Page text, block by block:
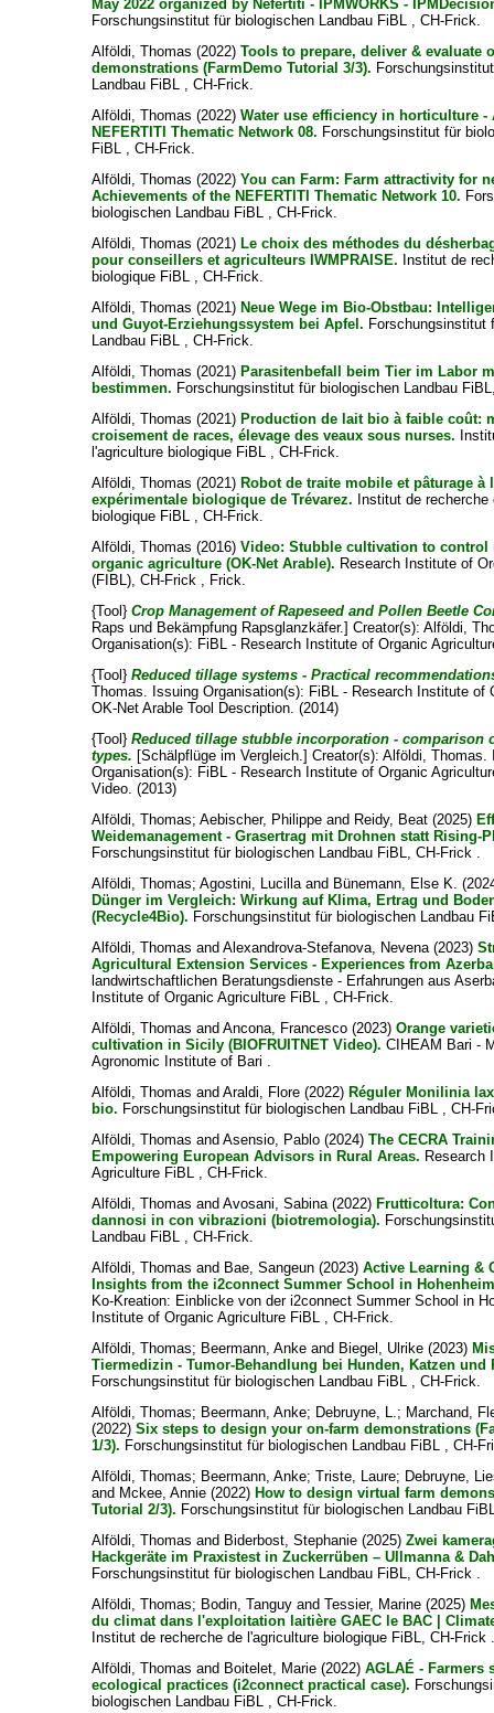
May 2022 organized by Nefertiti - IPMWORKS -
Forschungsinstitut für biologischen Landbau FiBL , CH-Frick.
Alföldi, Thomas (2022)Tools to prepare, deliver & evaluate
demonstrations (FarmDemo Tutorial 3/3).
Landbau FiBL , CH-Frick.
Alföldi, Thomas (2022)Water use efficiency in horticulture -
NEFERTITI Thematic Network 08. Forschungsinstitut für
FiBL , CH-Frick.
Alföldi, Thomas (2022)You can Farm: Farm attractivity for
Achievements of the NEFERTITI Thematic Network 10.
biologischen Landbau FiBL , CH-Frick.
Alföldi, Thomas (2021) Le choix des méthodes du
pour conseillers et agriculteurs IWMPRAISE. Institut de
biologique FiBL , CH-Frick.
Alföldi, Thomas (2021) Neue Wege im Bio-Obstbau:
und Guyot-Erziehungssystem bei Apfel. Forschungsinstitut
Landbau FiBL , CH-Frick.
Alföldi, Thomas (2021) Parasitenbefall beim Tier im Labor
bestimmen. Forschungsinstitut für biologischen Landbau
Alföldi, Thomas (2021) Production de lait bio à faible coût:
croisement de races, élevage des veaux sous nurses.
l'agriculture biologique FiBL , CH-Frick.
Alföldi, Thomas (2021) Robot de traite mobile et pâturage à
expérimentale biologique de Trévarez. Institut de
biologique FiBL , CH-Frick.
Alföldi, Thomas (2016)Video: Stubble cultivation to control
organic agriculture (OK-Net Arable). Research Institute of
(FIBL), CH-Frick , Frick.
{Tool}Crop Management of Rapeseed and Pollen Beetle
Raps und Bekämpfung Rapsglanzkäfer.]Creator(s):Alföldi,
Organisation(s): FiBL - Research Institute of Organic
{Tool}Reduced tillage systems - Practical
Thomas. Issuing Organisation(s): FiBL - Research Institute of
OK-Net Arable Tool Description. (2014)
{Tool}Reduced tillage stubble incorporation - comparison
types. [Schälpflüge im Vergleich.]Creator(s):Alföldi, Thomas.
Organisation(s): FiBL - Research Institute of Organic
Video. (2013)
Alföldi, Thomas;Aebischer, Philippe and Reidy, Beat (2025)
Weidemanagement - Grasertrag mit Drohnen statt Rising-
Forschungsinstitut für biologischen Landbau FiBL, CH-Frick .
Alföldi, Thomas;Agostini, Lucillaand Bünemann, Else K.
Dünger im Vergleich: Wirkung auf Klima, Ertrag und
(Recycle4Bio). Forschungsinstitut für biologischen Landbau
Alföldi, Thomas andAlexandrova-Stefanova, Nevena(2023)
Agricultural Extension Services - Experiences from
landwirtschaftlichen Beratungsdienste - Erfahrungen aus
Institute of Organic Agriculture FiBL , CH-Frick.
Alföldi, Thomas andAncona, Francesco (2023)Orange
cultivation in Sicily (BIOFRUITNET Video). CIHEAM Bari -
Agronomic Institute of Bari .
Alföldi, Thomas andAraldi, Flore (2022) Réguler Monilinia
bio. Forschungsinstitut für biologischen Landbau FiBL , CH-
Alföldi, Thomas andAsensio, Pablo (2024)The CECRA
Empowering European Advisors in Rural Areas. Research
Agriculture FiBL , CH-Frick.
Alföldi, Thomas andAvosani, Sabina(2022) Frutticoltura:
dannosi in con vibrazioni (biotremologia).
Landbau FiBL , CH-Frick.
Alföldi, Thomas and Bae, Sangeun (2023)Active Learning &
Insights from the i2connect Summer School in
Ko-Kreation: Einblicke von der i2connect Summer School in
Institute of Organic Agriculture FiBL , CH-Frick.
Alföldi, Thomas; Beermann, Anke and Biegel, Ulrike (2023)
Tiermedizin - Tumor-Behandlung bei Hunden, Katzen und
Forschungsinstitut für biologischen Landbau FiBL , CH-Frick.
Alföldi, Thomas; Beermann, Anke; Debruyne, L.; Marchand,
(2022)Six steps to design your on-farm demonstrations
1/3). Forschungsinstitut für biologischen Landbau FiBL , CH-
Alföldi, Thomas; Beermann, Anke;Triste, Laure; Debruyne,
and Mckee, Annie (2022) How to design virtual farm
Tutorial 2/3). Forschungsinstitut für biologischen Landbau
Alföldi, Thomas and Biderbost, Stephanie (2025)Zwei
Hackgeräte im Praxistest in Zuckerrüben – Ullmanna &
Forschungsinstitut für biologischen Landbau FiBL, CH-Frick .
Alföldi, Thomas; Bodin, Tanguy andTessier, Marine (2025)
du climat dans l'exploitation laitière GAEC le BAC |
Institut de recherche de l'agriculture biologique FiBL, CH-Frick
Alföldi, Thomas and Boitelet, Marie (2022)AGLAÉ - Farmers
ecological practices (i2connect practical case).
biologischen Landbau FiBL , CH-Frick.